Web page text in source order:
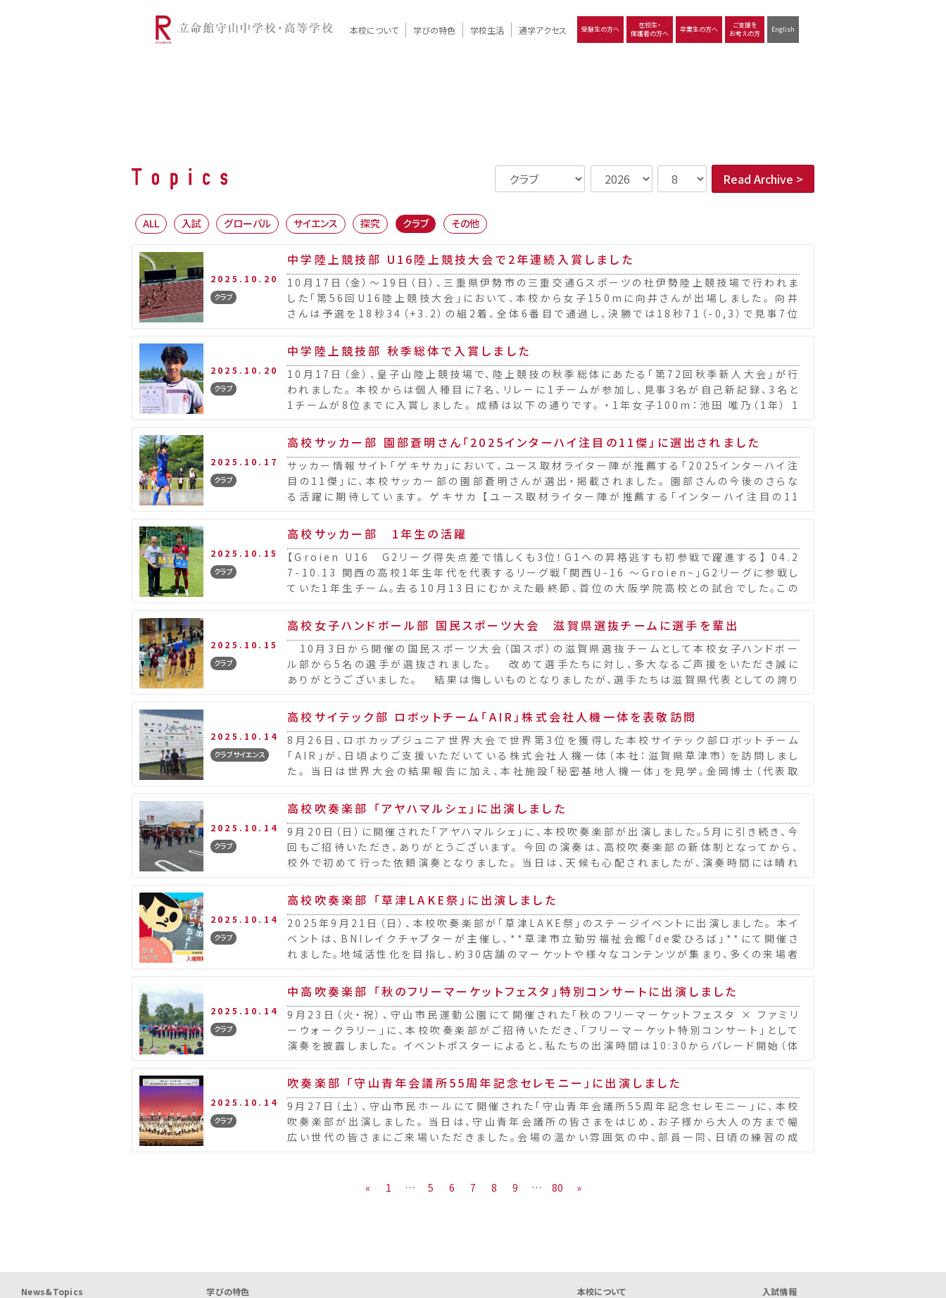
本校について 学びの特色 学校生活 通学アクセス 受験生の方へ
在校生・
保護者の方へ
卒業生の方へ
ご支援を
お考えの方
English
Read Archive >
ALL 入試 グローバル サイエンス 探究 クラブ その他
2025.10.20
クラブ
中学陸上競技部 U16陸上競技大会で2年連続入賞しました
10月17日（金）～19日（日）、三重県伊勢市の三重交通Gスポーツの杜伊勢陸上競技場で行われま
した「第56回U16陸上競技大会」において、本校から女子150mに向井さんが出場しました。 向井
さんは予選を18秒34（+3.2）の組2着、全体6番目で通過し、決勝では18秒71（-0,3）で見事7位
2025.10.20
クラブ
中学陸上競技部 秋季総体で入賞しました
10月17日（金）、皇子山陸上競技場で、陸上競技の秋季総体にあたる「第72回秋季新人大会」が行
われました。 本校からは個人種目に7名、リレーに1チームが参加し、見事3名が自己新記録、3名と
1チームが8位までに入賞しました。 成績は以下の通りです。 ・1年女子100m：池田 唯乃（1年） 1
2025.10.17
クラブ
高校サッカー部 園部蒼明さん「2025インターハイ注目の11傑」に選出されました
サッカー情報サイト「ゲキサカ」において、ユース取材ライター陣が推薦する「2025インターハイ注
目の11傑」に、本校サッカー部の園部蒼明さんが選出・掲載されました。 園部さんの今後のさらな
る活躍に期待しています。 ゲキサカ 【ユース取材ライター陣が推薦する「インターハイ注目の11
2025.10.15
クラブ
高校サッカー部 1年生の活躍
【Groien U16 G2リーグ得失点差で惜しくも3位！G1への昇格逃すも初参戦で躍進する】 04.2
7-10.13 関西の高校1年生年代を代表するリーグ戦「関西U-16 ～Groien~」G2リーグに参戦し
ていた1年生チーム。去る10月13日にむかえた最終節、首位の大阪学院高校との試合でした。この
2025.10.15
クラブ
高校女子ハンドボール部 国民スポーツ大会 滋賀県選抜チームに選手を輩出
10月3日から開催の国民スポーツ大会（国スポ）の滋賀県選抜チームとして本校女子ハンドボー
ル部から5名の選手が選抜されました。 改めて選手たちに対し、多大なるご声援をいただき誠に
ありがとうございました。 結果は悔しいものとなりましたが、選手たちは滋賀県代表としての誇り
2025.10.14
クラブサイエンス
高校サイテック部 ロボットチーム「AIR」株式会社人機一体を表敬訪問
8月26日、ロボカップジュニア世界大会で世界第3位を獲得した本校サイテック部ロボットチーム
「AIR」が、日頃よりご支援いただいている株式会社人機一体（本社：滋賀県草津市）を訪問しまし
た。 当日は世界大会の結果報告に加え、本社施設「秘密基地人機一体」を見学。金岡博士（代表取
2025.10.14
クラブ
高校吹奏楽部 「アヤハマルシェ」に出演しました
9月20日（日）に開催された「アヤハマルシェ」に、本校吹奏楽部が出演しました。5月に引き続き、今
回もご招待いただき、ありがとうございます。 今回の演奏は、高校吹奏楽部の新体制となってから、
校外で初めて行った依頼演奏となりました。 当日は、天候も心配されましたが、演奏時間には晴れ
2025.10.14
クラブ
高校吹奏楽部 「草津LAKE祭」に出演しました
2025年9月21日（日）、本校吹奏楽部が「草津LAKE祭」のステージイベントに出演しました。 本イ
ベントは、BNIレイクチャプターが主催し、**草津市立勤労福祉会館「de愛ひろば」**にて開催さ
れました。地域活性化を目指し、約30店舗のマーケットや様々なコンテンツが集まり、多くの来場者
2025.10.14
クラブ
中高吹奏楽部 「秋のフリーマーケットフェスタ」特別コンサートに出演しました
9月23日（火・祝）、守山市民運動公園にて開催された「秋のフリーマーケットフェスタ × ファミリ
ーウォークラリー」に、本校吹奏楽部がご招待いただき、「フリーマーケット特別コンサート」として
演奏を披露しました。 イベントポスターによると、私たちの出演時間は10:30からパレード開始（体
2025.10.14
クラブ
吹奏楽部 「守山青年会議所55周年記念セレモニー」に出演しました
9月27日（土）、守山市民ホールにて開催された「守山青年会議所55周年記念セレモニー」に、本校
吹奏楽部が出演しました。 当日は、守山青年会議所の皆さまをはじめ、お子様から大人の方まで幅
広い世代の皆さまにご来場いただきました。会場の温かい雰囲気の中、部員一同、日頃の練習の成
« 1 … 5 6 7 8 9 … 80 »
News&Topics
学びの特色
本校について
入試情報